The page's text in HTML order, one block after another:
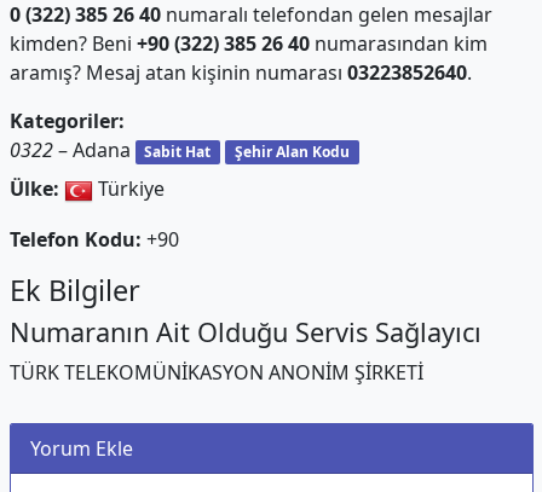
0 (322) 385 26 40numaralı telefondan gelen mesajlar
kimden? Beni +90 (322) 385 26 40numarasından kim
aramış? Mesaj atan kişinin numarası 03223852640.
Kategoriler:
0322– Adana Sabit Hat Şehir Alan Kodu
Ülke:
Türkiye
Telefon Kodu: +90
Ek Bilgiler
Numaranın Ait Olduğu Servis Sağlayıcı
TÜRK TELEKOMÜNİKASYON ANONİM ŞİRKETİ
Yorum Ekle